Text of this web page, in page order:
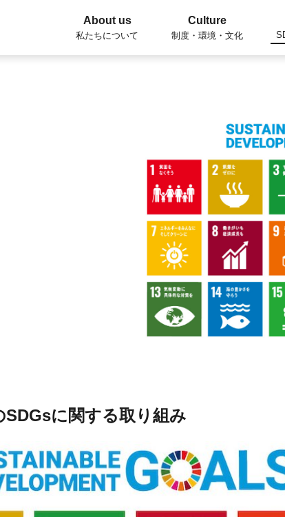
About us
私たちについて
Culture
制度・環境・文化
に関する取り組み